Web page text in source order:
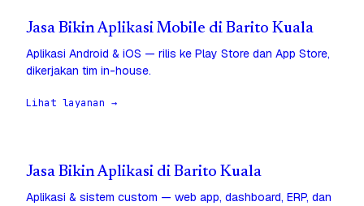
Jasa Bikin Aplikasi Mobile di Barito Kuala
Aplikasi Android & iOS — rilis ke Play Store dan App Store,
dikerjakan tim in-house.
Lihat layanan →
Jasa Bikin Aplikasi di Barito Kuala
Aplikasi & sistem custom — web app, dashboard, ERP, dan